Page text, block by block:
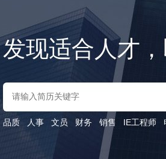
发现适合人才
品质 人事 文员 财务 销售 IE工程师